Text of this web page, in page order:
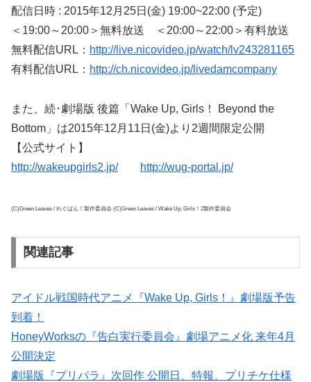
配信日時 : 2015年12月25日(金) 19:00~22:00 (予定)
＜19:00～20:00＞無料放送 ＜20:00～22:00＞有料放送
無料配信URL： http://live.nicovideo.jp/watch/lv243281165
有料配信URL： http://ch.nicovideo.jp/livedamcompany
また、続･劇場版 後篇「Wake Up, Girls！ Beyond the
Bottom」は2015年12月11日(金)より2週間限定公開
【公式サイト】
http://wakeupgirls2.jp/
http://wug-portal.jp/
(C)Green Leaves / わぐばん！製作委員会 (C)Green Leaves / Wake Up, Girls！2製作委員会
関連記事
アイドル戦国時代アニメ『Wake Up, Girls！』劇場版予告
到着！
HoneyWorksの『告白実行委員会』劇場アニメ化 来年4月
公開決定
劇場版『プリパラ』次回作 公開日、特報、プリチケ仕様